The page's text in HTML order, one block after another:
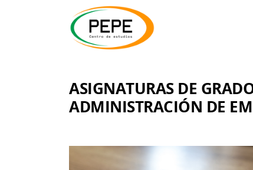
ASIGNATURAS DE
ADMINISTRACIÓN DE